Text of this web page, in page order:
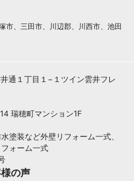
市、三田市、川辺郡、川西市、池田
通１丁目１−１ツイン雲井フレ
瑞穂町マンション1F
塗装など外壁リフォーム一式、
ォーム一式
の声